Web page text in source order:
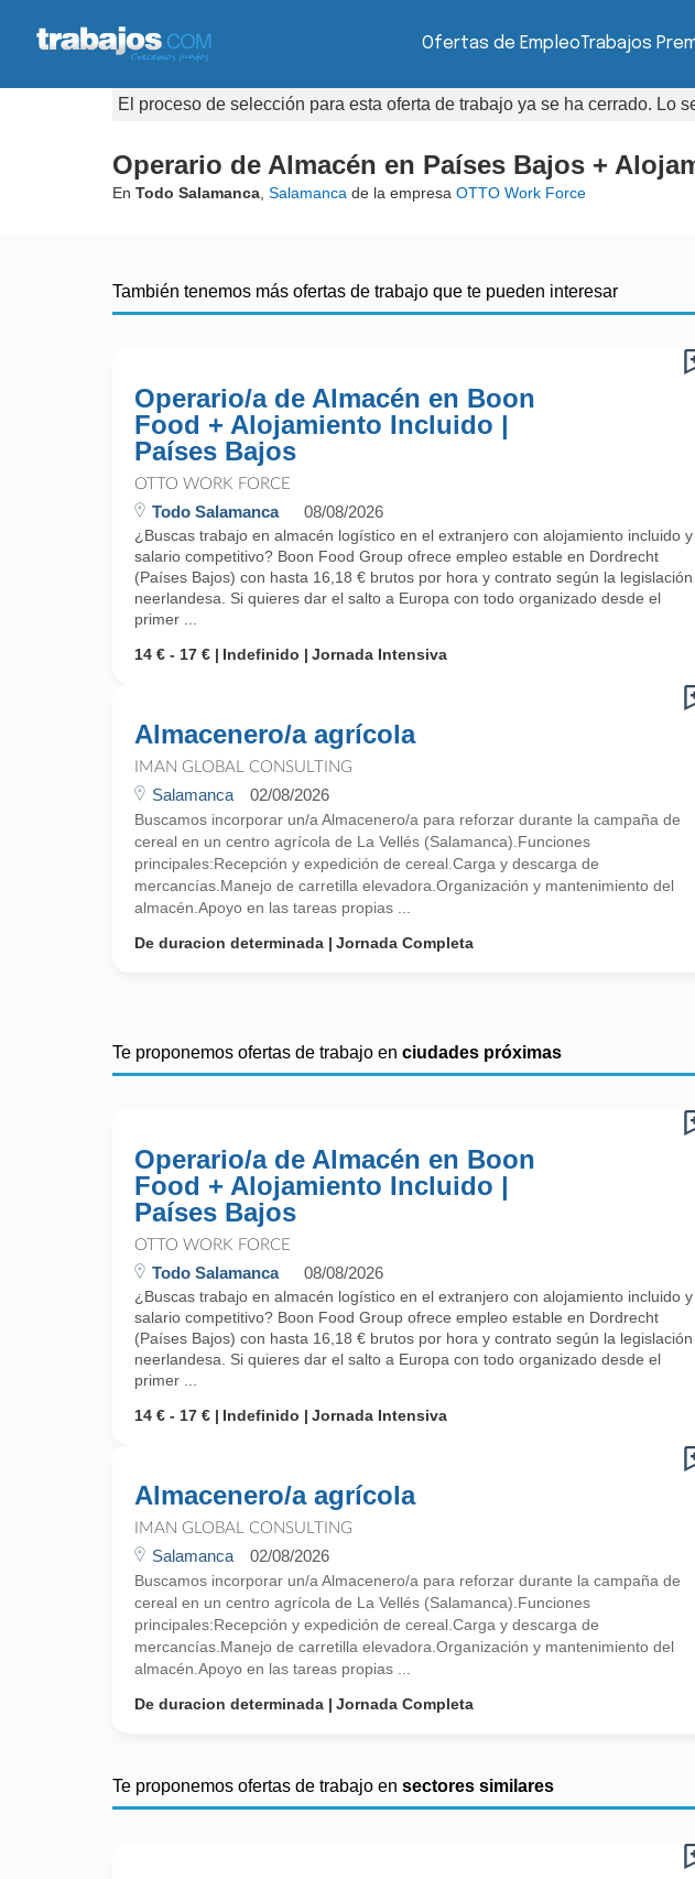
Ofertas de EmpleoTrabajos
El proceso de selección para esta oferta de trabajo ya se ha cerrado. Lo
Operario de Almacén en Países Bajos +
En Todo Salamanca Salamanca de la empresa OTTO Work Force
También tenemos más ofertas de trabajo que te pueden interesar
Operario/a de Almacén en Boon
Food + Alojamiento Incluido |
Países Bajos
OTTO WORK FORCE
Todo Salamanca 08/08/2026
¿Buscas trabajo en almacén logístico en el extranjero con alojamiento incluido y
salario competitivo? Boon Food Group ofrece empleo estable en Dordrecht
(Países Bajos) con hasta 16,18 € brutos por hora y contrato según la legislación
neerlandesa. Si quieres dar el salto a Europa con todo organizado desde el
primer ...
14 € - 17 €
Indefinido Jornada Intensiva
Almacenero/a agrícola
IMAN GLOBAL CONSULTING
Salamanca 02/08/2026
Buscamos incorporar un/a Almacenero/a para reforzar durante la campaña de
cereal en un centro agrícola de La Vellés (Salamanca).Funciones
principales:Recepción y expedición de cereal.Carga y descarga de
mercancías.Manejo de carretilla elevadora.Organización y mantenimiento del
almacén.Apoyo en las tareas propias ...
De duracion determinada
Jornada Completa
Te proponemos ofertas de trabajo en ciudades próximas
Operario/a de Almacén en Boon
Food + Alojamiento Incluido |
Países Bajos
OTTO WORK FORCE
Todo Salamanca 08/08/2026
¿Buscas trabajo en almacén logístico en el extranjero con alojamiento incluido y
salario competitivo? Boon Food Group ofrece empleo estable en Dordrecht
(Países Bajos) con hasta 16,18 € brutos por hora y contrato según la legislación
neerlandesa. Si quieres dar el salto a Europa con todo organizado desde el
primer ...
14 € - 17 €
Indefinido Jornada Intensiva
Almacenero/a agrícola
IMAN GLOBAL CONSULTING
Salamanca 02/08/2026
Buscamos incorporar un/a Almacenero/a para reforzar durante la campaña de
cereal en un centro agrícola de La Vellés (Salamanca).Funciones
principales:Recepción y expedición de cereal.Carga y descarga de
mercancías.Manejo de carretilla elevadora.Organización y mantenimiento del
almacén.Apoyo en las tareas propias ...
De duracion determinada
Jornada Completa
Te proponemos ofertas de trabajo en sectores similares